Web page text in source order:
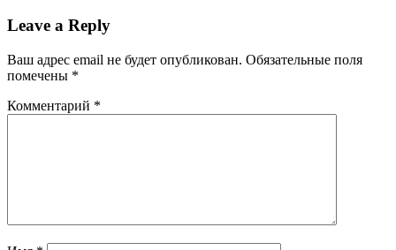
Leave a Reply
Ваш адрес email не будет опубликован. Обязательные поля
помечены *
Комментарий *